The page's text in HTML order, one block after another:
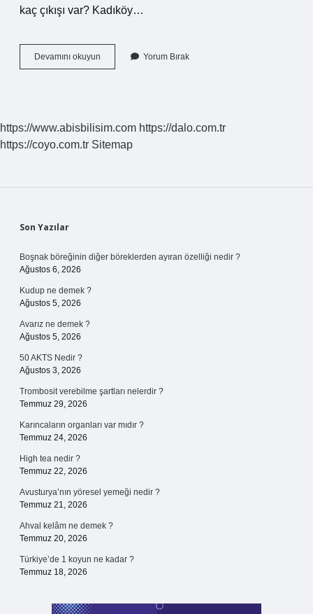
kaç çıkışı var? Kadıköy…
Devamını okuyun
Metro
Yorum Bırak
https://www.abisbilisim.com https://dalo.com.tr
https://coyo.com.tr Sitemap
Sidebar
Son Yazılar
Boşnak böreğinin diğer böreklerden ayıran özelliği nedir ?
Ağustos 6, 2026
Kudup ne demek ?
Ağustos 5, 2026
Avarız ne demek ?
Ağustos 5, 2026
50 AKTS Nedir ?
Ağustos 3, 2026
Trombosit verebilme şartları nelerdir ?
Temmuz 29, 2026
Karıncaların organları var mıdır ?
Temmuz 24, 2026
High tea nedir ?
Temmuz 22, 2026
Avusturya’nın yöresel yemeği nedir ?
Temmuz 21, 2026
Ahval kelâm ne demek ?
Temmuz 20, 2026
Türkiye’de 1 koyun ne kadar ?
Temmuz 18, 2026